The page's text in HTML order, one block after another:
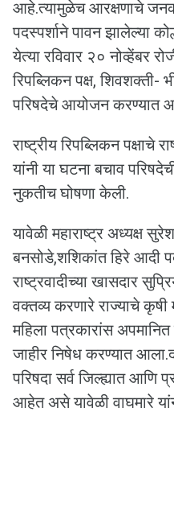
आहे.त्यामुळेच आरक्षणाचे जनक
पदस्पर्शाने पावन झालेल्या
येत्या रविवार २० नोव्हेंबर
रिपब्लिकन पक्ष, शिवशक्ती-
परिषदेचे आयोजन करण्यात
राष्ट्रीय रिपब्लिकन पक्षाचे
यांनी या घटना बचाव
नुकतीच घोषणा केली.
यावेळी महाराष्ट्र अध्यक्ष
बनसोडे,शशिकांत हिरे आदी
राष्ट्रवादीच्या खासदार
वक्तव्य करणारे राज्याचे
महिला पत्रकारांस
जाहीर निषेध करण्यात
परिषदा सर्व जिल्ह्यात आणि
आहेत असे यावेळी वाघमारे